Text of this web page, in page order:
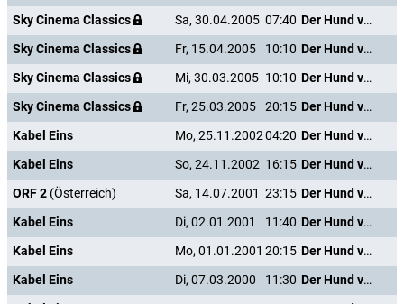
Sky Cinema Classics
Sa, 30.04.2005 07:40
Der Hund von Blackwood Castle
Sky Cinema Classics
Fr, 15.04.2005 10:10
Der Hund von Blackwood Castle
Sky Cinema Classics
Mi, 30.03.2005 10:10
Der Hund von Blackwood Castle
Sky Cinema Classics
Fr, 25.03.2005 20:15
Der Hund von Blackwood Castle
Kabel Eins
Mo, 25.11.200204:20
Der Hund von Blackwood Castle
Kabel Eins
So, 24.11.2002 16:15
Der Hund von Blackwood Castle
ORF 2 (Österreich) Sa, 14.07.2001 23:15
Der Hund von Blackwood Castle
Kabel Eins
Di, 02.01.2001 11:40
Der Hund von Blackwood Castle
Kabel Eins
Mo, 01.01.2001 20:15
Der Hund von Blackwood Castle
Kabel Eins
Di, 07.03.2000 11:30
Der Hund von Blackwood Castle